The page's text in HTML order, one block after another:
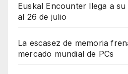
Euskal Encounter llega a
al 26 de julio
La escasez de memoria
mercado mundial de PCs